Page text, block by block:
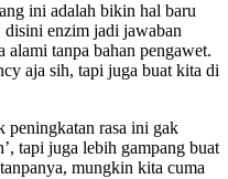
ini adalah bikin hal baru
disini enzim jadi jawaban
alami tanpa bahan pengawet.
aja sih, tapi juga buat kita di
rasa ini gak
tapi juga lebih gampang buat
mungkin kita cuma